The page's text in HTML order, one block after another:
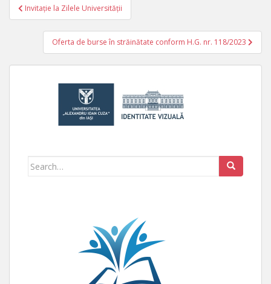
Navigare în articole
Invitație la Zilele Universității
Oferta de burse în străinătate conform H.G. nr. 118/2023
Search for: